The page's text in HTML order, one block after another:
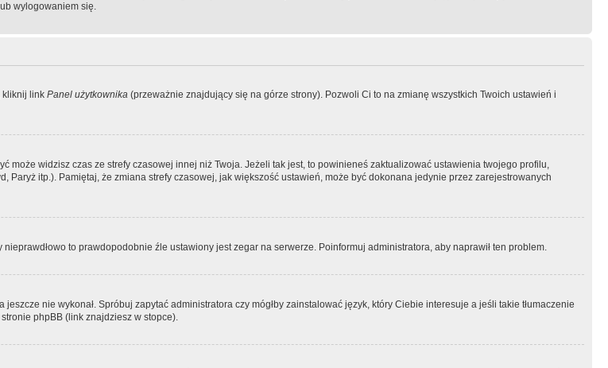
wylogowaniem się.
kliknij link Panel użytkownika (przeważnie znajdujący się na górze strony). Pozwoli Ci to na zmianę wszystkich Twoich ustawień i
może widzisz czas ze strefy czasowej innej niż Twoja. Jeżeli tak jest, to powinieneś zaktualizować ustawienia twojego profilu,
itp.). Pamiętaj, że zmiana strefy czasowej, jak większość ustawień, może być dokonana jedynie przez zarejestrowanych
to prawdopodobnie źle ustawiony jest zegar na serwerze. Poinformuj administratora, aby naprawił ten problem.
nie wykonał. Spróbuj zapytać administratora czy mógłby zainstalować język, który Ciebie interesuje a jeśli takie tłumaczenie
phpBB (link znajdziesz w stopce).